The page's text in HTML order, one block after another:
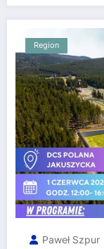
Region
Paweł Szpur